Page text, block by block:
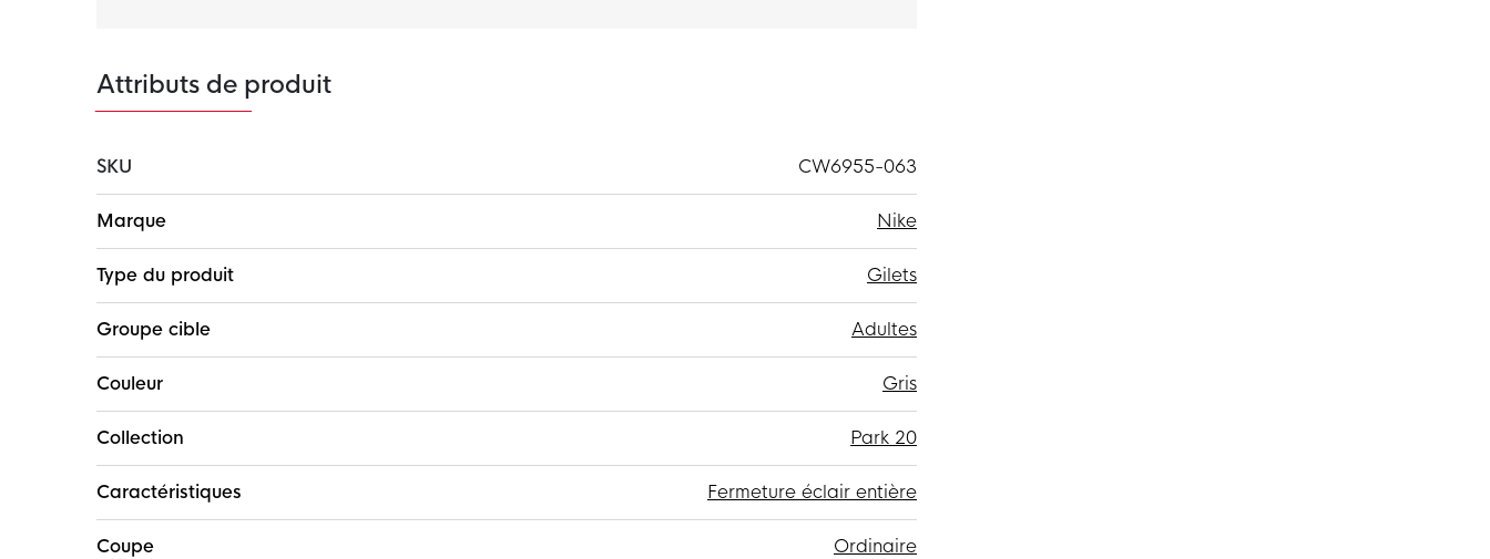
Attributs de produit
SKU
CW6955-063
d'infos
Marque Nike
Type du produit Gilets
Groupe cible Adultes
Couleur Gris
Collection Park 20
Caractéristiques Fermeture éclair entière
Coupe Ordinaire